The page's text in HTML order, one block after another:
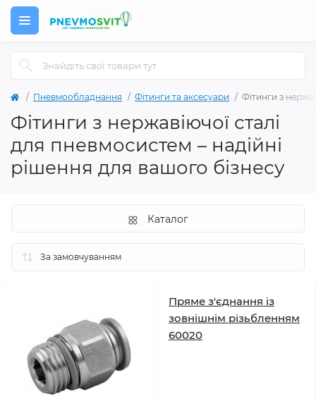
Пневмообладнання Фітинги та аксесуари Фітинги з
Фітинги з нержавіючої сталі
для пневмосистем – надійні
рішення для вашого бізнесу
Каталог
Пряме з'єднання із
зовнішнім різьбленням
60020